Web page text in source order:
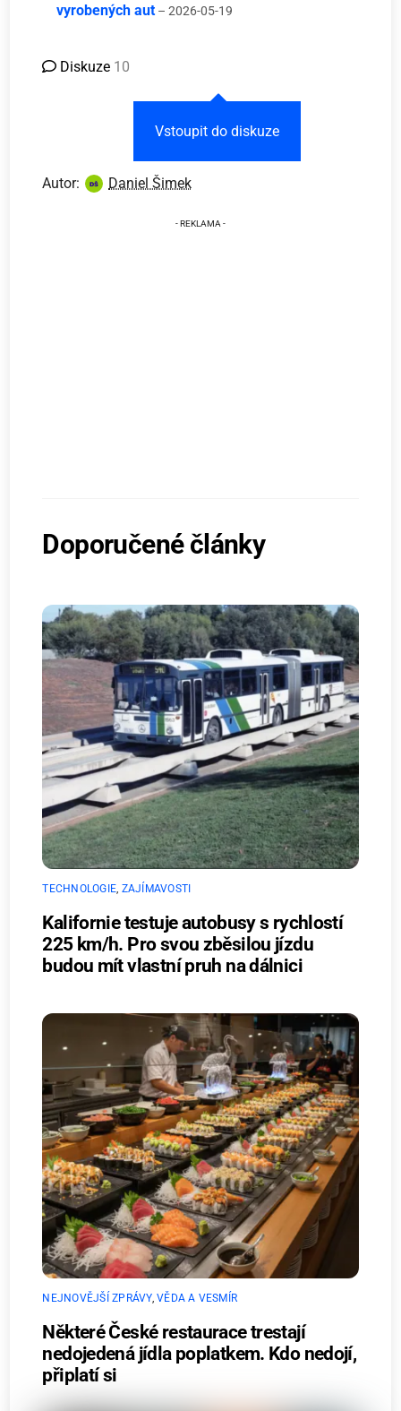
vyrobených aut – 2026-05-19
Diskuze 10
Vstoupit do diskuze
Autor: Daniel Šimek
Doporučené články
TECHNOLOGIE, ZAJÍMAVOSTI
Kalifornie testuje autobusy s rychlostí
225 km/h. Pro svou zběsilou jízdu
budou mít vlastní pruh na dálnici
NEJNOVĚJŠÍ ZPRÁVY,VĚDA A VESMÍR
Některé České restaurace trestají
nedojedená jídla poplatkem. Kdo nedojí,
připlatí si